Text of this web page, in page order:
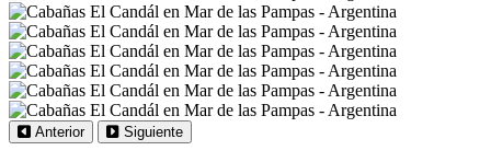
Anterior Siguiente